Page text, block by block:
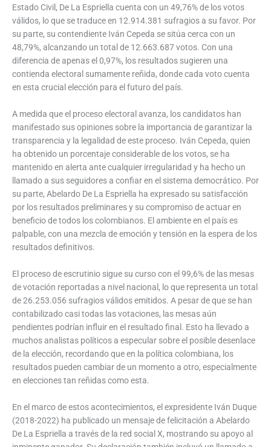
Estado Civil, De La Espriella cuenta con un 49,76% de los votos
válidos, lo que se traduce en 12.914.381 sufragios a su favor. Por
su parte, su contendiente Iván Cepeda se sitúa cerca con un
48,79%, alcanzando un total de 12.663.687 votos. Con una
diferencia de apenas el 0,97%, los resultados sugieren una
contienda electoral sumamente reñida, donde cada voto cuenta
en esta crucial elección para el futuro del país.
A medida que el proceso electoral avanza, los candidatos han
manifestado sus opiniones sobre la importancia de garantizar la
transparencia y la legalidad de este proceso. Iván Cepeda, quien
ha obtenido un porcentaje considerable de los votos, se ha
mantenido en alerta ante cualquier irregularidad y ha hecho un
llamado a sus seguidores a confiar en el sistema democrático. Por
su parte, Abelardo De La Espriella ha expresado su satisfacción
por los resultados preliminares y su compromiso de actuar en
beneficio de todos los colombianos. El ambiente en el país es
palpable, con una mezcla de emoción y tensión en la espera de los
resultados definitivos.
El proceso de escrutinio sigue su curso con el 99,6% de las mesas
de votación reportadas a nivel nacional, lo que representa un total
de 26.253.056 sufragios válidos emitidos. A pesar de que se han
contabilizado casi todas las votaciones, las mesas aún
pendientes podrían influir en el resultado final. Esto ha llevado a
muchos analistas políticos a especular sobre el posible desenlace
de la elección, recordando que en la política colombiana, los
resultados pueden cambiar de un momento a otro, especialmente
en elecciones tan reñidas como esta.
En el marco de estos acontecimientos, el expresidente Iván Duque
(2018-2022) ha publicado un mensaje de felicitación a Abelardo
De La Espriella a través de la red social X, mostrando su apoyo al